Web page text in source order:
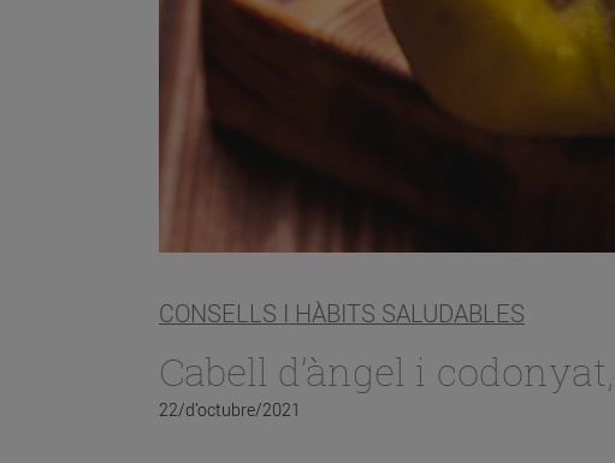
CONSELLS I HÀBITS SALUDABLES
22/d’octubre/2021